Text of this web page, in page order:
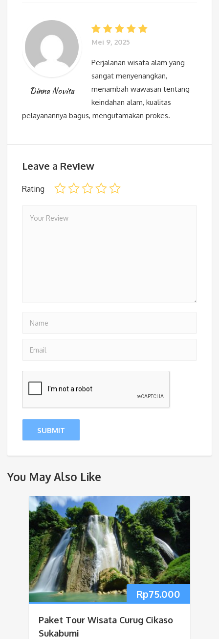
Dinna Novita
Mei 9, 2025
Perjalanan wisata alam yang
sangat menyenangkan,
menambah wawasan tentang
keindahan alam, kualitas
pelayanannya bagus, mengutamakan prokes.
Leave a Review
Rating
You May Also Like
Rp75.000
Paket Tour Wisata Curug Cikaso
Sukabumi